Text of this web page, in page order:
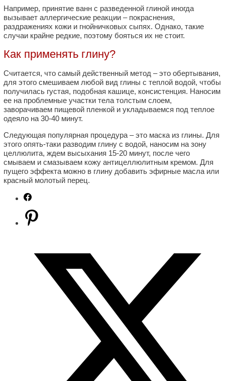
Например, принятие ванн с разведенной глиной иногда
вызывает аллергические реакции – покраснения,
раздражениях кожи и гнойничковых сыпях. Однако, такие
случаи крайне редкие, поэтому бояться их не стоит.
Как применять глину?
Считается, что самый действенный метод – это обертывания,
для этого смешиваем любой вид глины с теплой водой, чтобы
получилась густая, подобная кашице, консистенция. Наносим
ее на проблемные участки тела толстым слоем,
заворачиваем пищевой пленкой и укладываемся под теплое
одеяло на 30-40 минут.
Следующая популярная процедура – это маска из глины. Для
этого опять-таки разводим глину с водой, наносим на зону
целлюлита, ждем высыхания 15-20 минут, после чего
смываем и смазываем кожу антицеллюлитным кремом. Для
пущего эффекта можно в глину добавить эфирные масла или
красный молотый перец.